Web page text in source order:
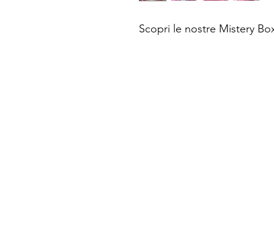
Scopri le nostre Mistery